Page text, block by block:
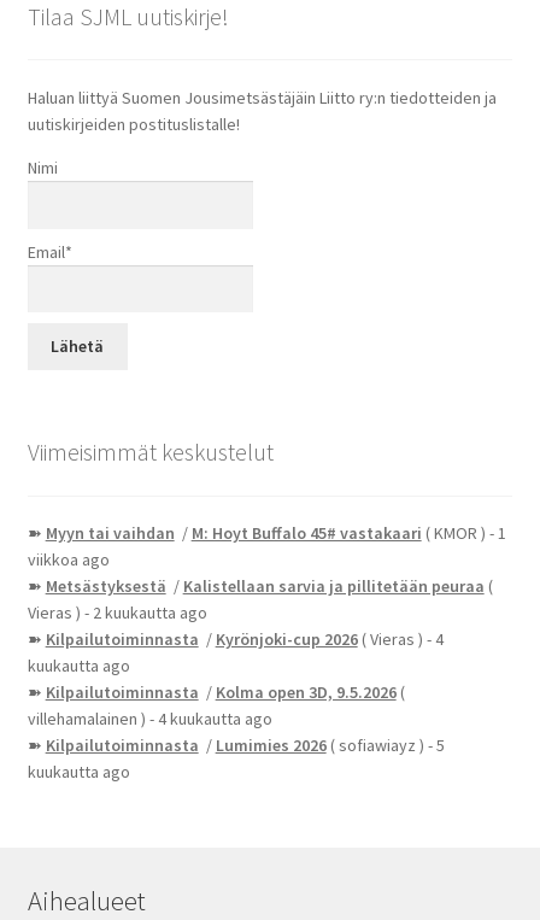
Tilaa SJML uutiskirje!
Haluan liittyä Suomen Jousimetsästäjäin Liitto ry:n tiedotteiden ja
uutiskirjeiden postituslistalle!
Nimi
Email*
Viimeisimmät keskustelut
➽ Myyn tai vaihdan / M: Hoyt Buffalo 45# vastakaari ( KMOR ) - 1
viikkoa ago
➽ Metsästyksestä / Kalistellaan sarvia ja pillitetään peuraa (
Vieras ) - 2 kuukautta ago
➽ Kilpailutoiminnasta / Kyrönjoki-cup 2026( Vieras ) - 4
kuukautta ago
➽ Kilpailutoiminnasta / Kolma open 3D, 9.5.2026(
villehamalainen ) - 4 kuukautta ago
➽ Kilpailutoiminnasta / Lumimies 2026( sofiawiayz ) - 5
kuukautta ago
Aihealueet